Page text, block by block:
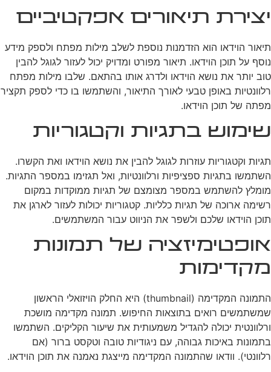
יצירת תיאורים אפקטיביים
תיאור הוידאו הוא הזדמנות נוספת לשלב מילות מפתח ולספק מידע
נוסף על תוכן הוידאו. תיאור מפורט ומדויק יכול לעזור לגוגל להבין
טוב יותר את נושא הוידאו ולדרג אותו בהתאם. שלבו מילות מפתח
רלוונטיות באופן טבעי לאורך התיאור, והשתמשו בו כדי לספק תקציר
מפתה של תוכן הוידאו.
שימוש בתגיות וקטגוריות
תגיות וקטגוריות עוזרות לגוגל להבין את נושא הוידאו ואת הקשרו.
השתמשו בתגיות ספציפיות ורלוונטיות, ואל תגזימו במספר התגיות.
מומלץ להשתמש במספר מצומצם של תגיות ממוקדות במקום
רשימה ארוכה של תגיות כלליות. קטגוריות יכולות לעזור לארגן את
תוכן הוידאו שלכם ולשפר את הניווט עבור המשתמשים.
אופטימיזציה של תמונות
מקדימות
התמונה המקדימה (thumbnail) היא החלק הויזואלי הראשון
שמשתמשים רואים בתוצאות החיפוש. תמונה מקדימה מושכת
ורלוונטית יכולה להגדיל משמעותית את שיעור הקליקים. השתמשו
בתמונות באיכות גבוהה, עם ניגודיות טובה וטקסט ברור (אם
רלוונטי). וודאו שהתמונה המקדימה מייצגת נאמנה את תוכן הוידאו.